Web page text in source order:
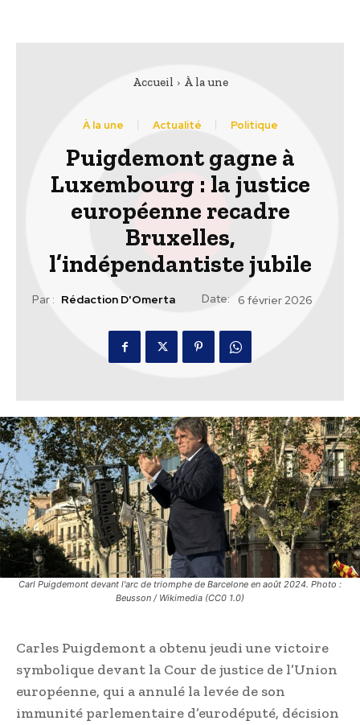
Accueil À la une
À la une Actualité Politique
Puigdemont gagne à
Luxembourg : la justice
européenne recadre
Bruxelles,
l’indépendantiste jubile
Par : Rédaction D'Omerta Date: 6 février 2026
Carl Puigdemont devant l'arc de triomphe de Barcelone en août 2024. Photo :
Beusson / Wikimedia (CC0 1.0)
Carles Puigdemont a obtenu jeudi une victoire
symbolique devant la Cour de justice de l’Union
européenne, qui a annulé la levée de son
immunité parlementaire d’eurodéputé, décision